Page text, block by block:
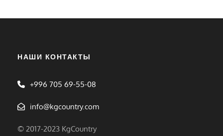
НАШИ КОНТАКТЫ
+996 705 69-55-08
info@kgcountry.com
© 2017-2023 KgCountry